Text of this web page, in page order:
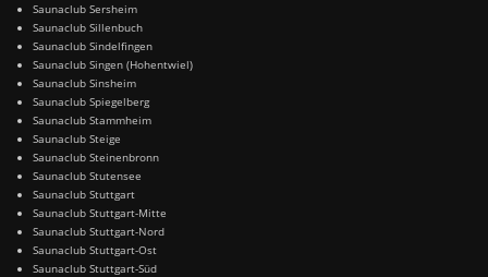
Saunaclub Sersheim
Saunaclub Sillenbuch
Saunaclub Sindelfingen
Saunaclub Singen (Hohentwiel)
Saunaclub Sinsheim
Saunaclub Spiegelberg
Saunaclub Stammheim
Saunaclub Steige
Saunaclub Steinenbronn
Saunaclub Stutensee
Saunaclub Stuttgart
Saunaclub Stuttgart-Mitte
Saunaclub Stuttgart-Nord
Saunaclub Stuttgart-Ost
Saunaclub Stuttgart-Süd